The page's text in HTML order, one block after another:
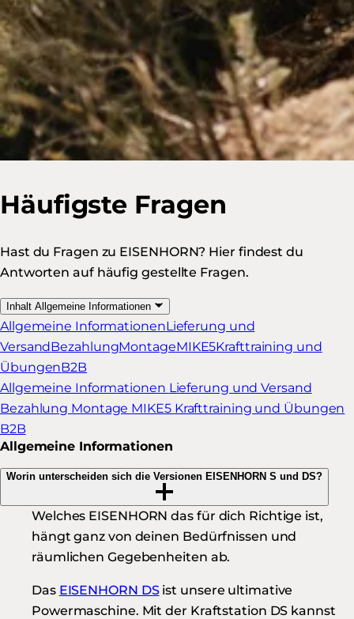
Häufigste Fragen
Hast du Fragen zu EISENHORN? Hier findest du
Antworten auf häufig gestellte Fragen.
Inhalt Allgemeine Informationen
Allgemeine InformationenLieferung und
VersandBezahlungMontageMIKE5Krafttraining und
ÜbungenB2B
Allgemeine Informationen Lieferung und Versand
Bezahlung Montage MIKE5 Krafttraining und Übungen
B2B
Allgemeine Informationen
Worin unterscheiden sich die Versionen EISENHORN S und DS?
Welches EISENHORN das für dich Richtige ist,
hängt ganz von deinen Bedürfnissen und
räumlichen Gegebenheiten ab.
Das EISENHORN DSist unsere ultimative
Powermaschine. Mit der Kraftstation DS kannst